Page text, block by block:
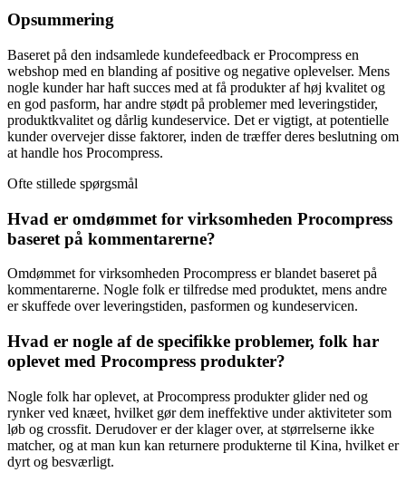
Opsummering
Baseret på den indsamlede kundefeedback er Procompress en
webshop med en blanding af positive og negative oplevelser. Mens
nogle kunder har haft succes med at få produkter af høj kvalitet og
en god pasform, har andre stødt på problemer med leveringstider,
produktkvalitet og dårlig kundeservice. Det er vigtigt, at potentielle
kunder overvejer disse faktorer, inden de træffer deres beslutning om
at handle hos Procompress.
Ofte stillede spørgsmål
Hvad er omdømmet for virksomheden Procompress
baseret på kommentarerne?
Omdømmet for virksomheden Procompress er blandet baseret på
kommentarerne. Nogle folk er tilfredse med produktet, mens andre
er skuffede over leveringstiden, pasformen og kundeservicen.
Hvad er nogle af de specifikke problemer, folk har
oplevet med Procompress produkter?
Nogle folk har oplevet, at Procompress produkter glider ned og
rynker ved knæet, hvilket gør dem ineffektive under aktiviteter som
løb og crossfit. Derudover er der klager over, at størrelserne ikke
matcher, og at man kun kan returnere produkterne til Kina, hvilket er
dyrt og besværligt.